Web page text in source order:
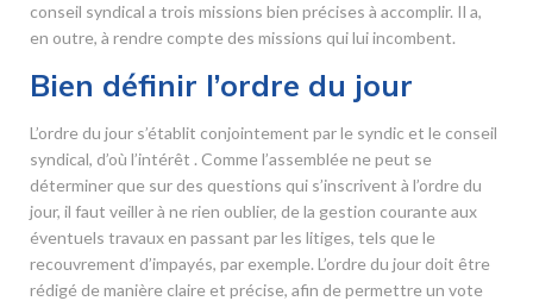
conseil syndical a trois missions bien précises à accomplir. Il a,
en outre, à rendre compte des missions qui lui incombent.
Bien définir l’ordre du jour
L’ordre du jour s’établit conjointement par le syndic et le conseil
syndical, d’où l’intérêt . Comme l’assemblée ne peut se
déterminer que sur des questions qui s’inscrivent à l’ordre du
jour, il faut veiller à ne rien oublier, de la gestion courante aux
éventuels travaux en passant par les litiges, tels que le
recouvrement d’impayés, par exemple. L’ordre du jour doit être
rédigé de manière claire et précise, afin de permettre un vote